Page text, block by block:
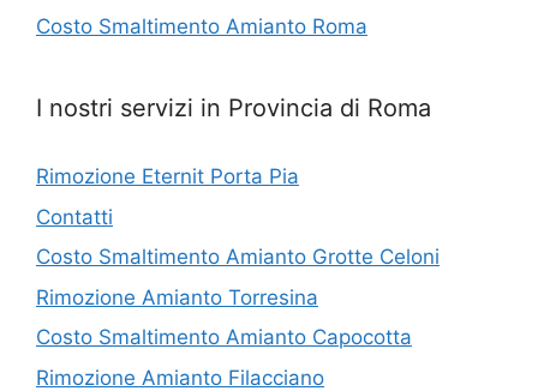
Costo Smaltimento Amianto Roma
I nostri servizi in Provincia di Roma
Rimozione Eternit Porta Pia
Contatti
Costo Smaltimento Amianto Grotte Celoni
Rimozione Amianto Torresina
Costo Smaltimento Amianto Capocotta
Rimozione Amianto Filacciano